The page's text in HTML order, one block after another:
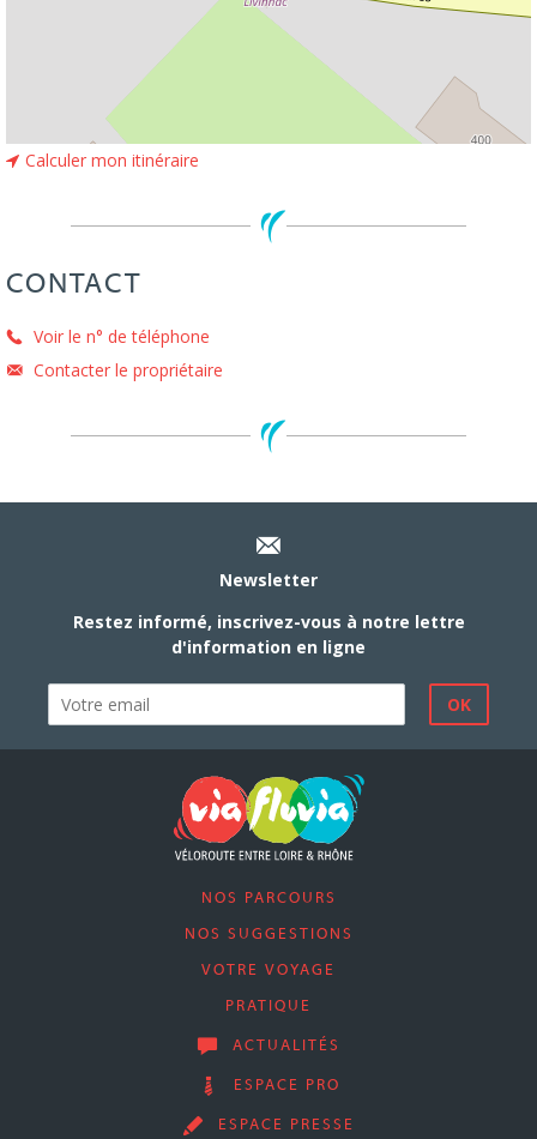
Calculer mon itinéraire
CONTACT
Voir le n° de téléphone
Contacter le propriétaire
Newsletter
Restez informé, inscrivez-vous à notre lettre
d'information en ligne
NOS PARCOURS
NOS SUGGESTIONS
VOTRE VOYAGE
PRATIQUE
ACTUALITÉS
ESPACE PRO
ESPACE PRESSE